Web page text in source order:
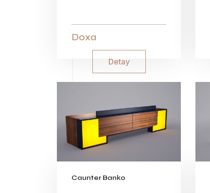
Doxa
Detay
Caunter Banko